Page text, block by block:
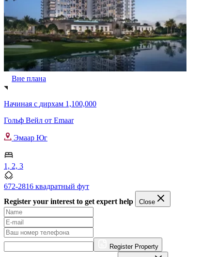
Вне плана
Начиная с дирхам 1,100,000
Гольф Вейл от Emaar
Эмаар Юг
1, 2, 3
672-2816 квадратный фут
Register your interest to get expert help
Close
Register Property